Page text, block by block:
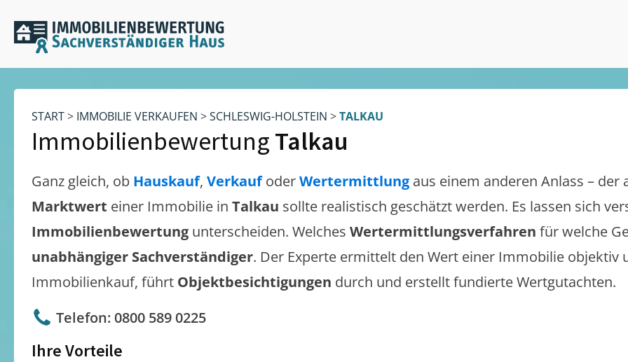
START> IMMOBILIE VERKAUFEN >SCHLESWIG-HOLSTEIN >TALKAU
Immobilienbewertung Talkau
Ganz gleich, ob Hauskauf, VerkaufoderWertermittlung aus einem anderen Anlass – der
Marktwert einer Immobilie in Talkau sollte realistisch geschätzt werden. Es lassen sich
Immobilienbewertung unterscheiden. Welches Wertermittlungsverfahren für welche
unabhängiger Sachverständiger. Der Experte ermittelt den Wert einer Immobilie objektiv
Immobilienkauf, führt Objektbesichtigungen durch und erstellt fundierte Wertgutachten.
Telefon: 0800 589 0225
Ihre Vorteile